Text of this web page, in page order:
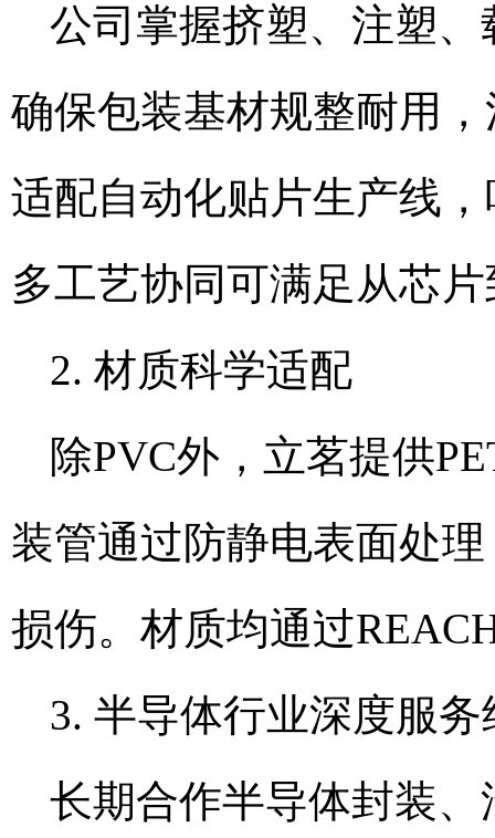
公司掌握挤塑、注塑
确保包装基材规整耐用
适配自动化贴片生产线
多工艺协同可满足从芯
2. 材质科学适配
除PVC外，立茗提供
装管通过防静电表面处
损伤。材质均通过
3. 半导体行业深度服务
长期合作半导体封装